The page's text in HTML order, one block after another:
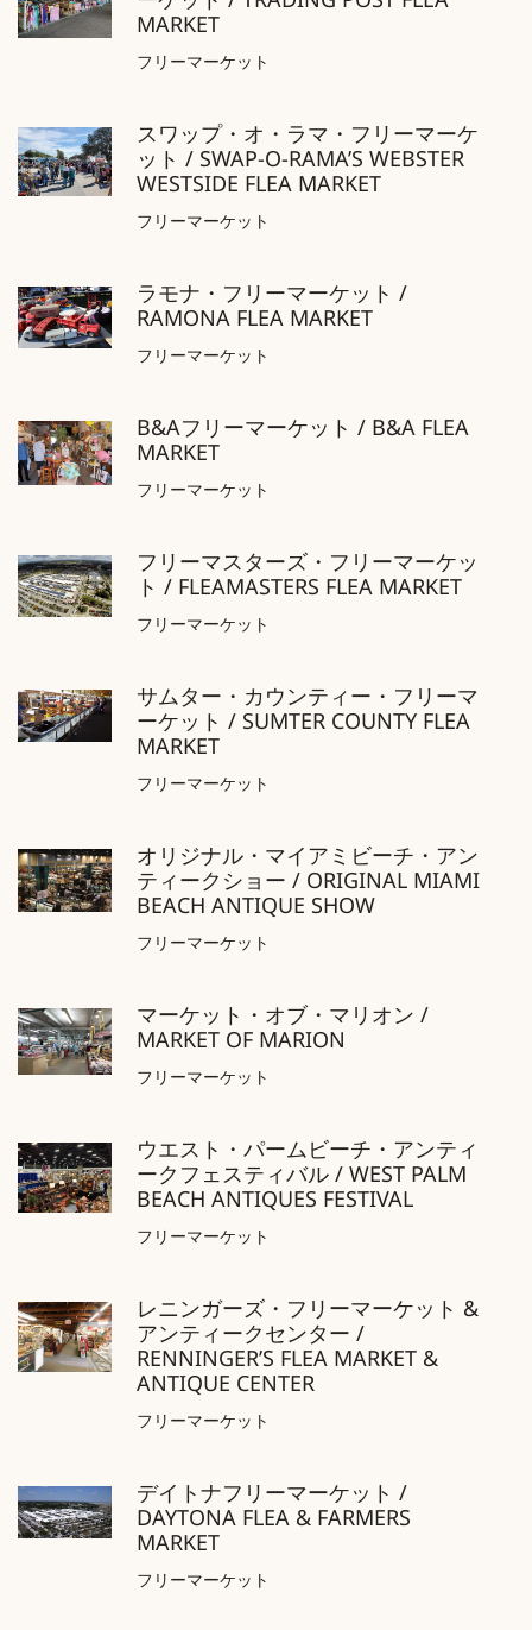
MARKET
フリーマーケット
スワップ・オ・ラマ・フリーマーケ
ット / SWAP-O-RAMA’S WEBSTER
WESTSIDE FLEA MARKET
フリーマーケット
ラモナ・フリーマーケット /
RAMONA FLEA MARKET
フリーマーケット
B&Aフリーマーケット / B&A FLEA
MARKET
フリーマーケット
フリーマスターズ・フリーマーケッ
ト / FLEAMASTERS FLEA MARKET
フリーマーケット
サムター・カウンティー・フリーマ
ーケット / SUMTER COUNTY FLEA
MARKET
フリーマーケット
オリジナル・マイアミビーチ・アン
ティークショー / ORIGINAL MIAMI
BEACH ANTIQUE SHOW
フリーマーケット
マーケット・オブ・マリオン /
MARKET OF MARION
フリーマーケット
ウエスト・パームビーチ・アンティ
ークフェスティバル / WEST PALM
BEACH ANTIQUES FESTIVAL
フリーマーケット
レニンガーズ・フリーマーケット &
アンティークセンター /
RENNINGER’S FLEA MARKET &
ANTIQUE CENTER
フリーマーケット
デイトナフリーマーケット /
DAYTONA FLEA & FARMERS
MARKET
フリーマーケット